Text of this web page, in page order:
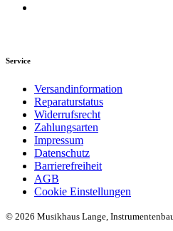
Service
Versandinformation
Reparaturstatus
Widerrufsrecht
Zahlungsarten
Impressum
Datenschutz
Barrierefreiheit
AGB
Cookie Einstellungen
© 2026 Musikhaus Lange,